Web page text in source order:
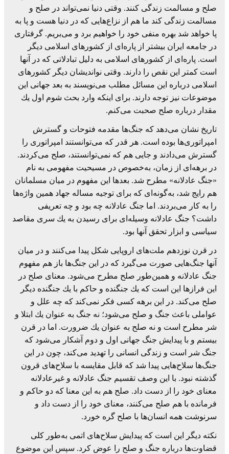
صلح و مسالمت زندگی كنند. وقتی دنیا نمی‌تواند در صلح و
مسالمت زندگی كند ما هم از نزاع‌هایی كه در دنیا هست و پا به
پا خواهد شد بهره منفی خود را خواهیم برد و می‌بریم. گرفتاری
در جامعه ایران بیشتر از پاره‌ای از كشورهای اسلامی دیگر
است. پاره‌ای از كشورهای اسلامی به دلیل تبادلاتی كه در آنها
است كمتر این نقص را دارند. وقتی نواندیشان دیگر كشورهای
اسلامی درباره این مسائل مطلب می‌نویسند به بعد جهانی این
موضوعات نیز توجه دارند. برای اینكه وارد بحث شوم اول یك
مقدار درباره صلح صحبت می‌كنم.
تاریخ نشان می‌دهد كه جنگ‌ها مقدمه فتوحات و گسترش
امپراتوری‌ها بوده است. هر قدر كه می‌توانستند امپراتوری را
گسترش می‌دادند و جایی هم كه نمی‌توانستند، صلح می‌كردند.
در برهه‌ای از زمان، به‌خصوص در مسیحیت مفهومی به نام
«جنگ عادلانه» مطرح شد. بعدها این مفهوم در میان مسلمانان
هم رایج شد، به‌‌گونه‌ای كه برای توجیه مساله جهاد همین واژه‌ها
را به كار می‌بردند. اما جنگ عادلانه چه بود و چه تعریفی
داشت؟ جنگ عادلانه وسیله‌ای برای رسیدن به یك سری مقاصد
سیاسی و ابزار تحقق آنها بود.
در قرن نوزدهم ملت‌های اروپایی شكل پیدا می‌كنند و در میان
آنها جنگ‌هایی صورت می‌گیرد كه در این جنگ‌ها باز هم مفهوم
جنگ عادلانه و همین‌طور صلح مطرح می‌شود. معنای صلح در
این فرازها این است كه یك جنگنده و حاكم با یك جنگنده دیگر
صلح می‌كند. در این برهه كسی فكر نمی‌كند كه چه علل و
عواملی باعث جنگ و صلح می‌شود؛ نه جنگ به عنوان یك ابتلا و
شر مطرح است و نه صلح به عنوان یك ضرورت. اما در قرن
بیستم و با پیدایش جنگ جهانی اول و دوم آشكار می‌شود كه
جنگ شر است و زندگی انسانی را تهدید می‌كند، چون در این
جنگ‌ها سلاح‌هایی پیدا شد كه قابل مقایسه با سلاح‌های قرون
گذشته نبود. با این وصف تقسیم جنگ عادلانه و غیرعادلانه
معنای خود را از دست داد. صلح هم به این معنا كه دو حاكم و
فرمانده با هم صلح می‌كنند، معنای خود را از دست داد و
سرنوشت همه انسان‌ها با صلح گره خورد.
نكته دیگر این است كه پیدایش سلاح‌های اتمی به‌طور كلی
قضاوت‌ها درباره جنگ و صلح را عوض كرد. سپس این موضوع